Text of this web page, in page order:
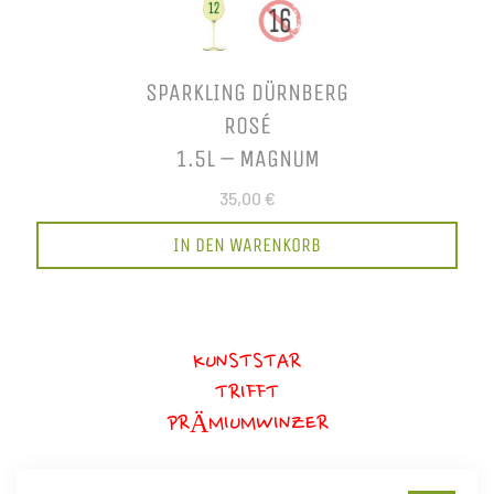
SPARKLING DÜRNBERG
ROSÉ
1.5L – MAGNUM
35,00 €
IN DEN WARENKORB
KUNSTSTAR
TRIFFT
PRÄMIUMWINZER